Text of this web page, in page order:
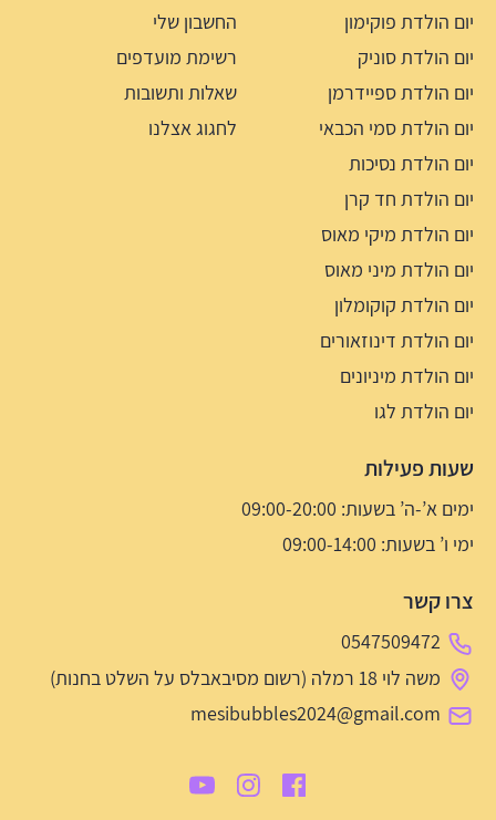
יום הולדת פוקימון
יום הולדת סוניק
יום הולדת ספיידרמן
יום הולדת סמי הכבאי
יום הולדת נסיכות
יום הולדת חד קרן
יום הולדת מיקי מאוס
יום הולדת מיני מאוס
יום הולדת קוקומלון
יום הולדת דינוזאורים
יום הולדת מיניונים
יום הולדת לגו
החשבון שלי
רשימת מועדפים
שאלות ותשובות
לחגוג אצלנו
שעות פעילות
ימים א’-ה’ בשעות: 09:00-20:00
ימי ו’ בשעות: 09:00-14:00
צרו קשר
0547509472
משה לוי 18 רמלה (רשום מסיבאבלס על השלט בחנות)
mesibubbles2024@gmail.com